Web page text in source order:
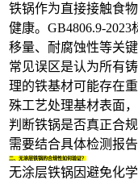
铁锅作为直接接触食
健康。GB4806.9-
移量、耐腐蚀性等关
常见误区是认为所有
理的铁基材可能存在
殊工艺处理基材表面
判断铁锅是否真正合
需要结合具体检测报
二、无涂层铁锅的合规性如何验证？
无涂层铁锅 因避免化